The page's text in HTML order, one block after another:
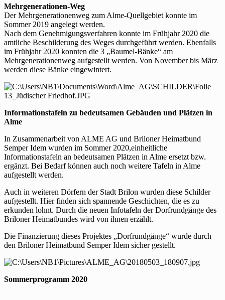
Mehrgenerationen-Weg
Der Mehrgenerationenweg zum Alme-Quellgebiet konnte im
Sommer 2019 angelegt werden.
Nach dem Genehmigungsverfahren konnte im Frühjahr 2020 die
amtliche Beschilderung des Weges durchgeführt werden. Ebenfalls
im Frühjahr 2020 konnten die 3 „Baumel-Bänke“ am
Mehrgenerationenweg aufgestellt werden. Von November bis März
werden diese Bänke eingewintert.
Informationstafeln zu bedeutsamen Gebäuden und Plätzen in
Alme
In Zusammenarbeit von ALME AG und Briloner Heimatbund
Semper Idem wurden im Sommer 2020,einheitliche
Informationstafeln an bedeutsamen Plätzen in Alme ersetzt bzw.
ergänzt. Bei Bedarf können auch noch weitere Tafeln in Alme
aufgestellt werden.
Auch in weiteren Dörfern der Stadt Brilon wurden diese Schilder
aufgestellt. Hier finden sich spannende Geschichten, die es zu
erkunden lohnt. Durch die neuen Infotafeln der Dorfrundgänge des
Briloner Heimatbundes wird von ihnen erzählt.
Die Finanzierung dieses Projektes „Dorfrundgänge“ wurde durch
den Briloner Heimatbund Semper Idem sicher gestellt.
Sommerprogramm 2020